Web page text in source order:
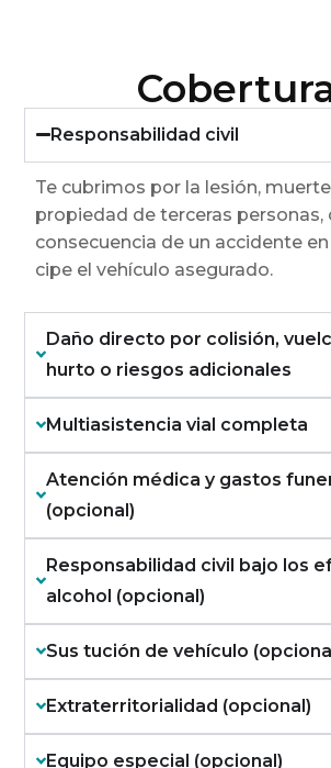
Responsabilidad civil
Te cubrimos por la lesión,
propiedad de terceras personas,
consecuencia de un accidente
cipe el vehículo asegurado.
Daño directo por colisión,
hurto o riesgos adicionales
Multiasistencia vial completa
Atención médica y gastos
(opcional)
Responsabilidad civil bajo los
alcohol (opcional)
Sus tución de vehículo
Extraterritorialidad (opcional)
Equipo especial (opcional)